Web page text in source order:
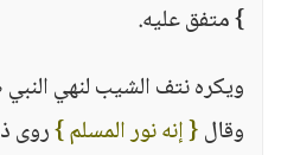
} متفق عليه.
ويكره نتف الشيب لنهي
وقال{ إنه نور المسلم }روى